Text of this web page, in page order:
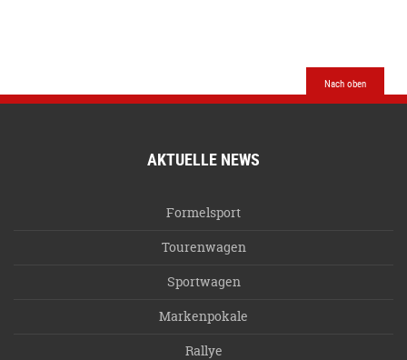
Nach oben
AKTUELLE NEWS
Formelsport
Tourenwagen
Sportwagen
Markenpokale
Rallye